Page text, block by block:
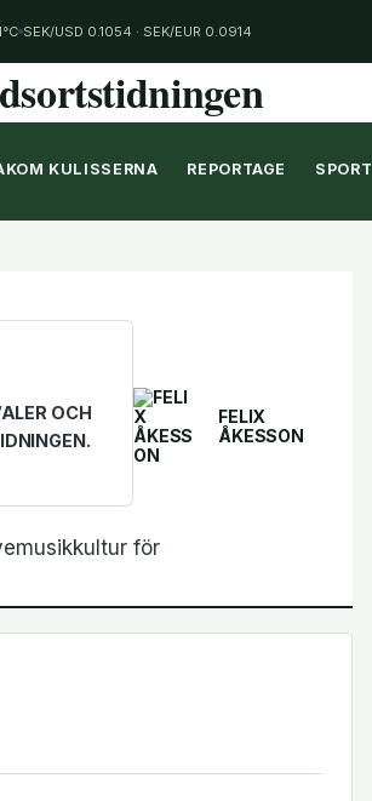
SEK/USD 0.1054 · SEK/EUR 0.0914
KULISSERNA REPORTAGE SPORT
OCH
FELIX
ÅKESSON
för